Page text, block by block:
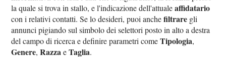
la quale si trova in stallo, e l'indicazione dell'attualeaffidatario
con i relativi contatti. Se lo desideri, puoi anchefiltrare gli
annunci pigiando sul simbolo dei selettori posto in alto a destra
del campo di ricerca e definire parametri comeTipologia,
Genere,RazzaeTaglia.